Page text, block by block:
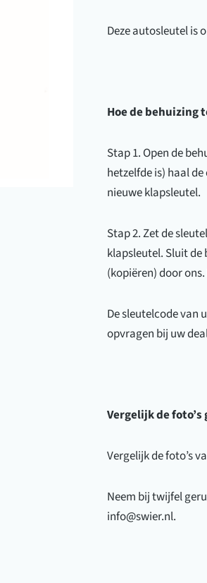
Deze autosleutel is
Hoe de behuizing
Stap 1. Open de
hetzelfde is) haal
nieuwe klapsleutel.
Stap 2. Zet de
klapsleutel. Sluit
(kopiëren) door
De sleutelcode van
opvragen bij uw
Vergelijk de foto’s
Vergelijk de foto’s
Neem bij twijfel
info@swier.nl.